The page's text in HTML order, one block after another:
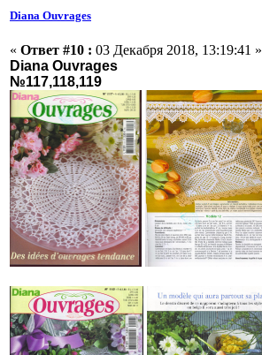
Diana Ouvrages
« Ответ #10 : 03 Декабря 2018, 13:19:41 »
Diana Ouvrages
№117,118,119